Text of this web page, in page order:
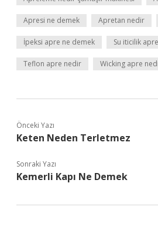
Apresi ne demek Apretan nedir
İpeksi apre ne demek Su iticilik
Teflon apre nedir Wicking apre
Önceki Yazı
Keten Neden Terletmez
Sonraki Yazı
Kemerli Kapı Ne Demek